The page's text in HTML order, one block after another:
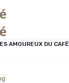
AMOUREUX DU CAFÉ
cookies